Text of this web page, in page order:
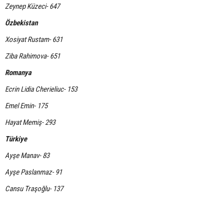
Zeynep Küzeci- 647
Özbekistan
Xosiyat Rustam- 631
Ziba Rahimova- 651
Romanya
Ecrin Lidia Cherieliuc- 153
Emel Emin- 175
Hayat Memiş- 293
Türkiye
Ayşe Manav- 83
Ayşe Paslanmaz- 91
Cansu Traşoğlu- 137